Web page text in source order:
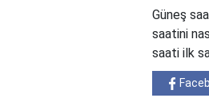
Güneş
saatini
saati ilk